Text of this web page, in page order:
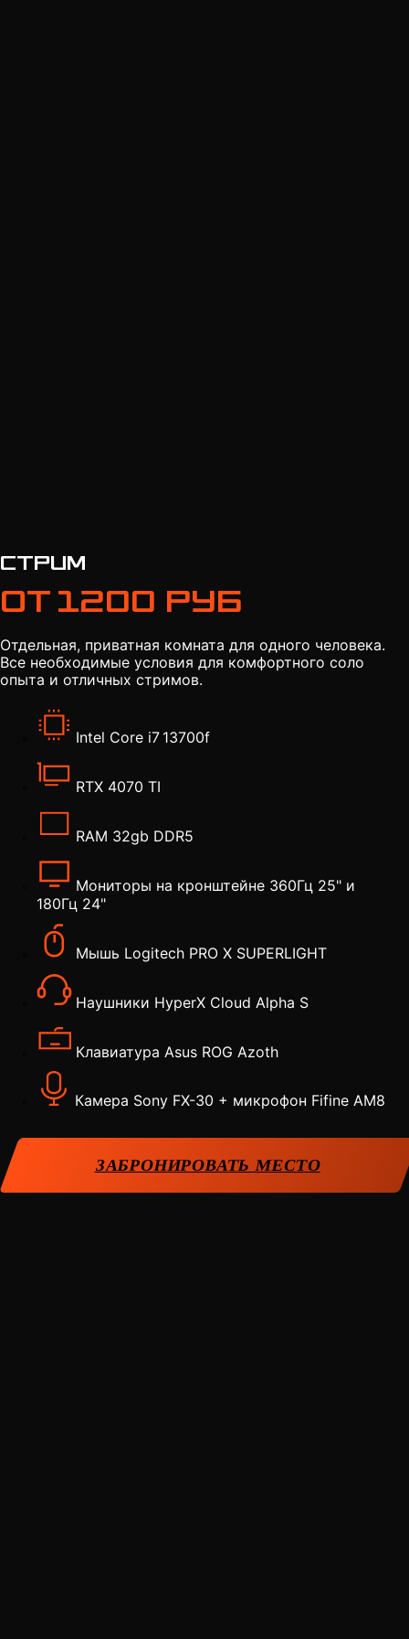
Стрим
От 1200 руб
Отдельная, приватная комната для одного человека.
Все необходимые условия для комфортного соло
опыта и отличных стримов.
Intel Core i7 13700f
RTX 4070 TI
RAM 32gb DDR5
Мониторы на кронштейне 360Гц 25" и
180Гц 24"
Мышь Logitech PRO X SUPERLIGHT
Наушники HyperX Cloud Alpha S
Клавиатура Asus ROG Azoth
Камера Sony FX-30 + микрофон Fifine AM8
ЗАБРОНИРОВАТЬ МЕСТО